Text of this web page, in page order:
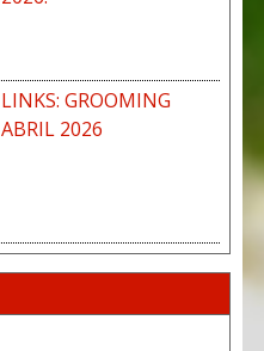
LINKS: GROOMING
ABRIL 2026